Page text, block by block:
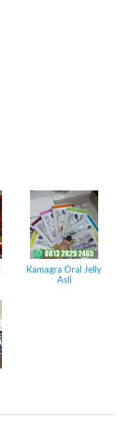
Kamagra Oral Jelly
Asli